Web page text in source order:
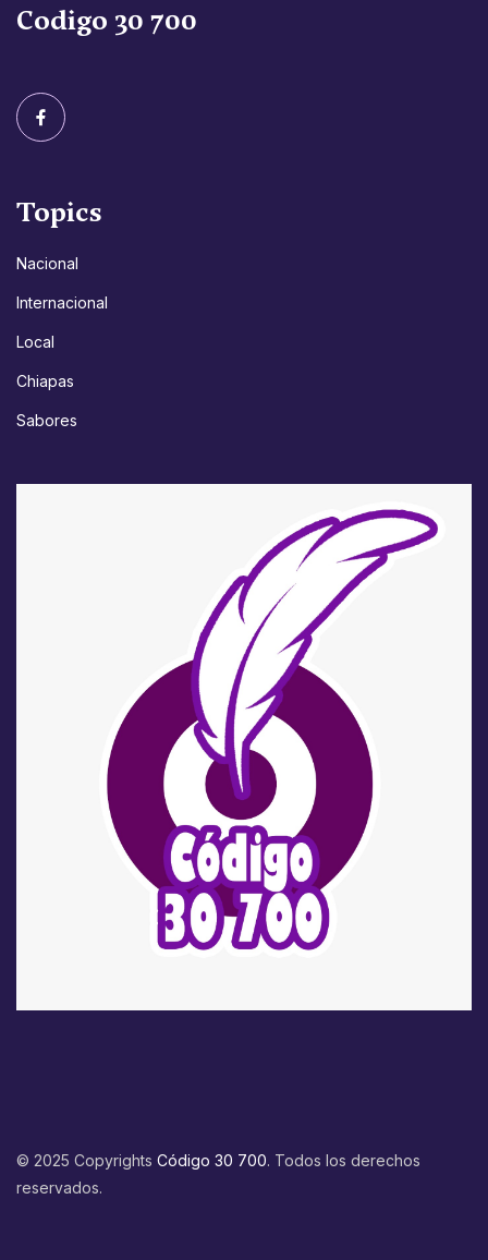
Codigo 30 700
Topics
Nacional
Internacional
Local
Chiapas
Sabores
© 2025 Copyrights Código 30 700. Todos los derechos
reservados.